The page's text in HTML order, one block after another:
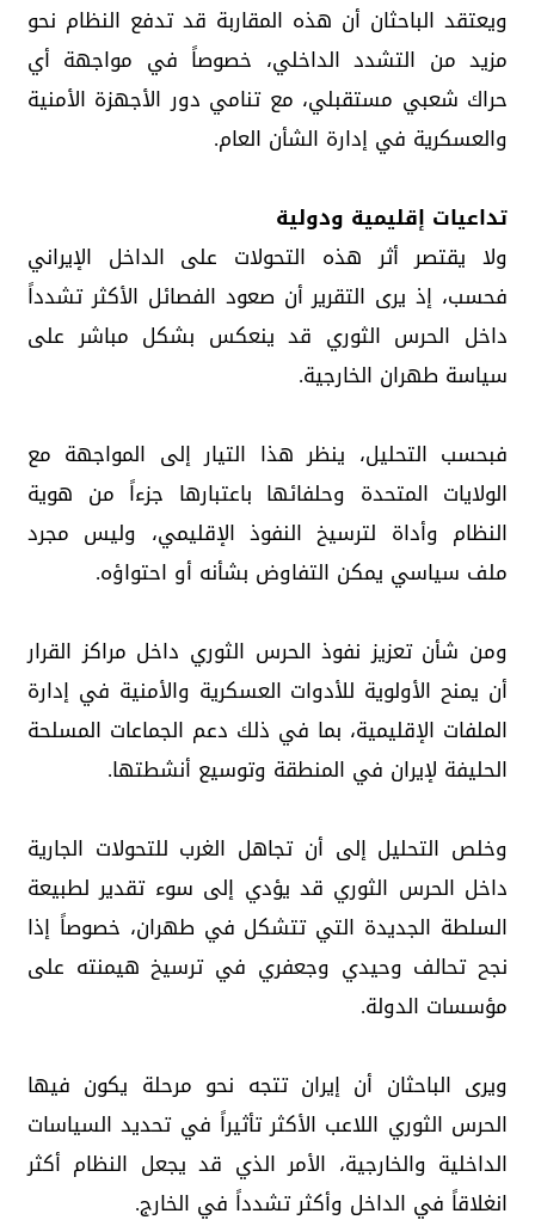
ويعتقد الباحثان أن هذه المقاربة قد تدفع النظام نحو
مزيد من التشدد الداخلي، خصوصاً في مواجهة أي
حراك شعبي مستقبلي، مع تنامي دور الأجهزة الأمنية
والعسكرية في إدارة الشأن العام.
تداعيات إقليمية ودولية
ولا يقتصر أثر هذه التحولات على الداخل الإيراني
فحسب، إذ يرى التقرير أن صعود الفصائل الأكثر تشدداً
داخل الحرس الثوري قد ينعكس بشكل مباشر على
سياسة طهران الخارجية.
فبحسب التحليل، ينظر هذا التيار إلى المواجهة مع
الولايات المتحدة وحلفائها باعتبارها جزءاً من هوية
النظام وأداة لترسيخ النفوذ الإقليمي، وليس مجرد
ملف سياسي يمكن التفاوض بشأنه أو احتواؤه.
ومن شأن تعزيز نفوذ الحرس الثوري داخل مراكز القرار
أن يمنح الأولوية للأدوات العسكرية والأمنية في إدارة
الملفات الإقليمية، بما في ذلك دعم الجماعات المسلحة
الحليفة لإيران في المنطقة وتوسيع أنشطتها.
وخلص التحليل إلى أن تجاهل الغرب للتحولات الجارية
داخل الحرس الثوري قد يؤدي إلى سوء تقدير لطبيعة
السلطة الجديدة التي تتشكل في طهران، خصوصاً إذا
نجح تحالف وحيدي وجعفري في ترسيخ هيمنته على
مؤسسات الدولة.
ويرى الباحثان أن إيران تتجه نحو مرحلة يكون فيها
الحرس الثوري اللاعب الأكثر تأثيراً في تحديد السياسات
الداخلية والخارجية، الأمر الذي قد يجعل النظام أكثر
انغلاقاً في الداخل وأكثر تشدداً في الخارج.